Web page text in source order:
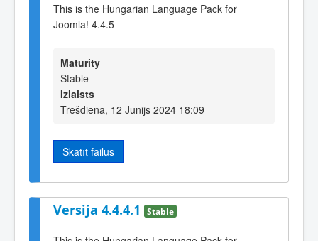
This is the Hungarian Language Pack for
Joomla! 4.4.5
Maturity
Stable
Izlaists
Trešdiena, 12 Jūnijs 2024 18:09
Skatīt failus
Versija 4.4.4.1 Stable